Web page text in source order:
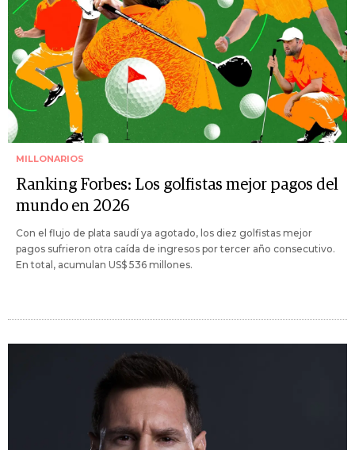
MILLONARIOS
Ranking Forbes: Los golfistas mejor pagos del
mundo en 2026
Con el flujo de plata saudí ya agotado, los diez golfistas mejor
pagos sufrieron otra caída de ingresos por tercer año consecutivo.
En total, acumulan US$ 536 millones.